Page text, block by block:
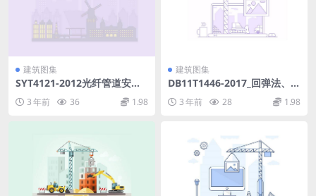
建筑图集
SYT4121-2012光纤管道安全
预警系统设计及施工规范.pdf
3 年前 36 1.98
建筑图集
DB11T1446-2017_回弹法、超
声回弹综合法检测泵送混凝土
抗压强度技术规程.pdf
3 年前 28 1.98